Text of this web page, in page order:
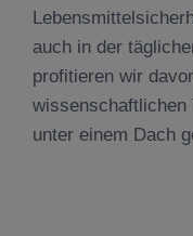
auch in der
profitieren wir
wissenschaftlichen
unter einem Dach